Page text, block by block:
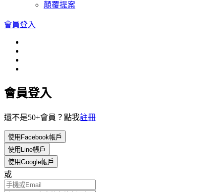
顛覆提案
會員登入
會員登入
還不是50+會員？點我註冊
使用Facebook帳戶
使用Line帳戶
使用Google帳戶
或